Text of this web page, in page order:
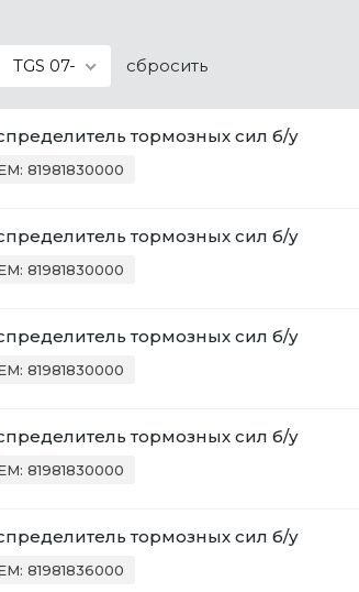
TGS 07- сбросить
тормозных сил б/у
81981830000
тормозных сил б/у
81981830000
тормозных сил б/у
81981830000
тормозных сил б/у
81981830000
тормозных сил б/у
81981836000